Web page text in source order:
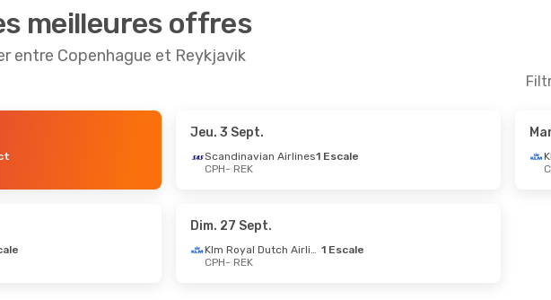
meilleures offres
entre Copenhague et Reykjavik
Scandinavian Airlines1 Escale
- Mer. 21 Oct.
Jeu. 3 Sept.
Scandinavian Airlines1 Escale
CPH- REK
Dim. 27 Sept.
Klm Royal Dutch Airlines 1 Escale
CPH- REK